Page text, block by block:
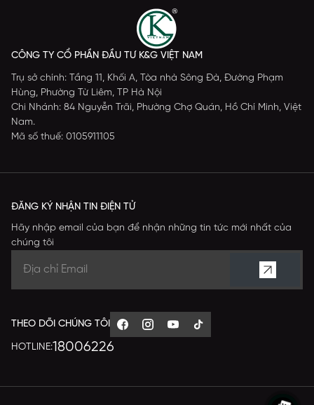
CÔNG TY CỔ PHẦN ĐẦU TƯ K&G VIỆT NAM
Trụ sở chính: Tầng 11, Khối A, Tòa nhà Sông Đà, Đường Phạm
Hùng, Phường Từ Liêm, TP Hà Nội
Chi Nhánh: 84 Nguyễn Trãi, Phường Chợ Quán, Hồ Chí Minh, Việt
Nam.
Mã số thuế: 0105911105
ĐĂNG KÝ NHẬN TIN ĐIỆN TỬ
Hãy nhập email của bạn để nhận những tin tức mới nhất của
chúng tôi
THEO DÕI CHÚNG TÔI
HOTLINE:18006226